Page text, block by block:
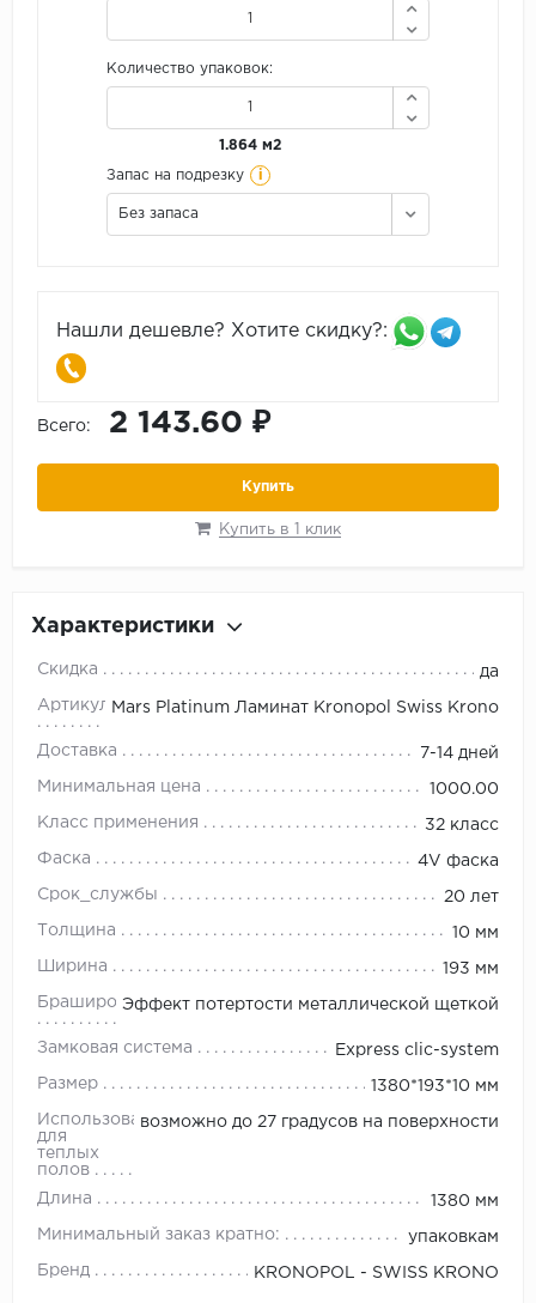
Количество упаковок:
1.864 м2
Запас на подрезку i
Без запаса
Нашли дешевле? Хотите скидку?:
Всего: 2 143.60 ₽
Купить
Купить в 1 клик
Характеристики
Скидка да
Артикул Mars Platinum Ламинат Kronopol Swiss Krono
Доставка 7-14 дней
Минимальная цена 1000.00
Класс применения 32 класс
Фаска 4V фаска
Срок_службы 20 лет
Толщина 10 мм
Ширина 193 мм
БрашированиеЭффект потертости металлической щеткой
Замковая система Express clic-system
Размер 1380*193*10 мм
Использование
для
теплых
полов
возможно до 27 градусов на поверхности
Длина 1380 мм
Минимальный заказ кратно: упаковкам
Бренд KRONOPOL - SWISS KRONO